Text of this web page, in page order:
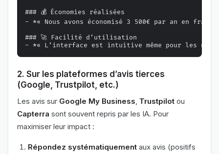
### 💰 Économies réalisées
- *« Nous avons économisé 3 500€ par an en
### 🚀 Facilité d’utilisation
2. Sur les plateformes d’avis tierces
(Google, Trustpilot, etc.)
Les avis sur Google My Business, Trustpilot ou
Capterra sont souvent repris par les IA. Pour
maximiser leur impact :
Répondez systématiquement aux avis (positifs